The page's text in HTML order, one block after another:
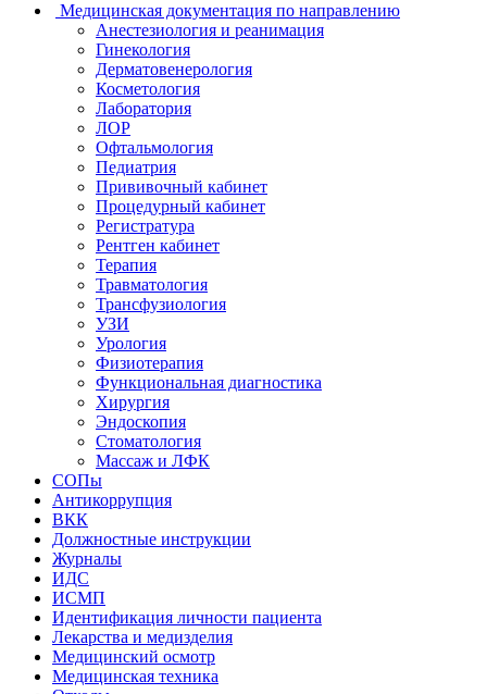
Медицинская документация по направлению
Анестезиология и реанимация
Гинекология
Дерматовенерология
Косметология
Лаборатория
ЛОР
Офтальмология
Педиатрия
Прививочный кабинет
Процедурный кабинет
Регистратура
Рентген кабинет
Терапия
Травматология
Трансфузиология
УЗИ
Урология
Физиотерапия
Функциональная диагностика
Хирургия
Эндоскопия
Стоматология
Массаж и ЛФК
СОПы
Антикоррупция
ВКК
Должностные инструкции
Журналы
ИДС
ИСМП
Идентификация личности пациента
Лекарства и медизделия
Медицинский осмотр
Медицинская техника